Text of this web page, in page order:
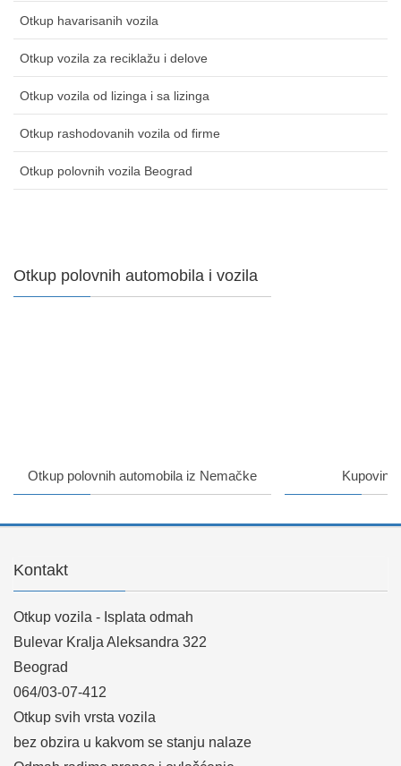
Otkup havarisanih vozila
Otkup vozila za reciklažu i delove
Otkup vozila od lizinga i sa lizinga
Otkup rashodovanih vozila od firme
Otkup polovnih vozila Beograd
Otkup polovnih automobila i vozila
Otkup polovnih automobila iz Nemačke Kupovina
Kontakt
Otkup vozila - Isplata odmah
Bulevar Kralja Aleksandra 322
Beograd
064/03-07-412
Otkup svih vrsta vozila
bez obzira u kakvom se stanju nalaze